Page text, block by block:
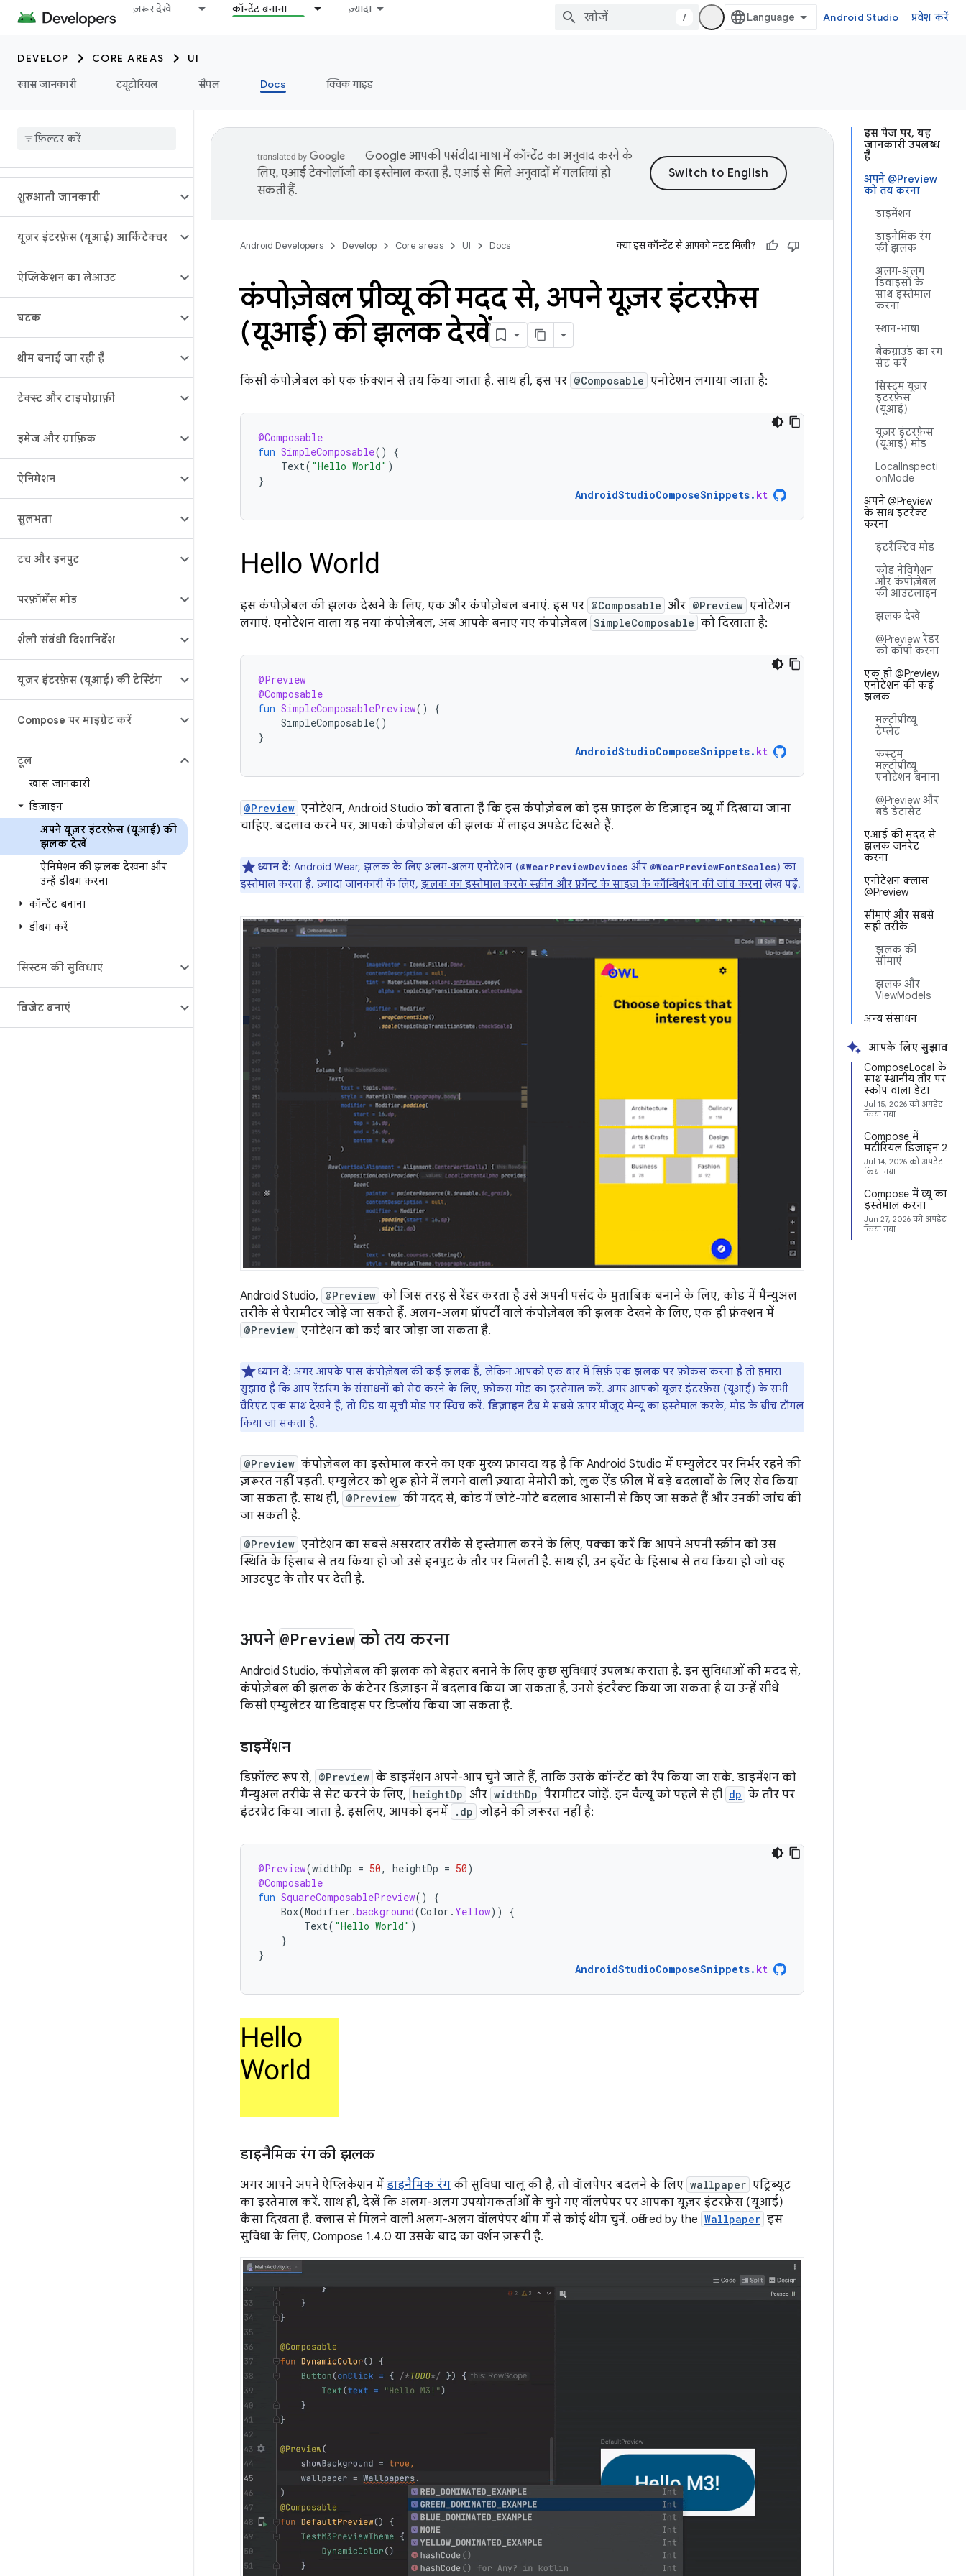
ज़रूर देखें कॉन्टेंट बनाना ज़्यादा
/ Android Studio प्रवेश करें
DEVELOP CORE AREAS
UI
खास जानकारी
ट्यूटोरियल सैंपल Docs क्विक गाइड
शुरुआती जानकारी
यूज़र इंटरफ़ेस (यूआई) आर्किटेक्चर
ऐप्लिकेशन का लेआउट
घटक
थीम बनाई जा रही है
टेक्स्ट और टाइपोग्राफ़ी
इमेज और ग्राफ़िक
ऐनिमेशन
सुलभता
टच और इनपुट
परफ़ॉर्मेंस मोड
शैली संबंधी दिशानिर्देश
यूज़र इंटरफ़ेस (यूआई) की टेस्टिंग
Compose पर माइग्रेट करें
टूल
खास जानकारी
डिज़ाइन
अपने यूज़र इंटरफ़ेस (यूआई) की
झलक देखें
ऐनिमेशन की झलक देखना और
उन्हें डीबग करना
कॉन्टेंट बनाना
डीबग करें
सिस्टम की सुविधाएं
विजेट बनाएं
इस पेज पर, यह
जानकारी उपलब्ध
है
अपने @Preview
को तय करना
डाइमेंशन
डाइनैमिक रंग
की झलक
अलग-अलग
डिवाइसों के
साथ इस्तेमाल
करना
स्थान-भाषा
बैकग्राउंड का रंग
सेट करें
सिस्टम यूज़र
इंटरफ़ेस
(यूआई)
यूज़र इंटरफ़ेस
(यूआई) मोड
LocalInspecti
onMode
अपने @Preview
के साथ इंटरैक्ट
करना
इंटरैक्टिव मोड
कोड नेविगेशन
और कंपोज़ेबल
की आउटलाइन
झलक देखें
@Preview रेंडर
को कॉपी करना
एक ही @Preview
एनोटेशन की कई
झलक
मल्टीप्रीव्यू
टेंप्लेट
कस्टम
मल्टीप्रीव्यू
एनोटेशन बनाना
@Preview और
बड़े डेटासेट
एआई की मदद से
झलक जनरेट
करना
एनोटेशन क्लास
@Preview
सीमाएं और सबसे
सही तरीके
झलक की
सीमाएं
झलक और
ViewModels
अन्य संसाधन
आपके लिए सुझाव
ComposeLocal के
साथ स्थानीय तौर पर
स्कोप वाला डेटा
Jul 15, 2026 को अपडेट
किया गया
Compose में
मटीरियल डिज़ाइन 2
Jul 14, 2026 को अपडेट
किया गया
Compose में व्यू का
इस्तेमाल करना
Jun 27, 2026 को अपडेट
किया गया
Google आपकी पसंदीदा भाषा में कॉन्टेंट का अनुवाद करने के
लिए, एआई टेक्नोलॉजी का इस्तेमाल करता है. एआई से मिले अनुवादों में गलतियां हो
सकती हैं.
Android Developers Develop Core areas UI Docs क्या इस कॉन्टेंट से आपको मदद मिली?
कंपोज़ेबल प्रीव्यू की मदद से, अपने यूज़र इंटरफ़ेस
(यूआई) की झलक देखें
किसी कंपोज़ेबल को एक फ़ंक्शन से तय किया जाता है. साथ ही, इस पर @Composable एनोटेशन लगाया जाता है:
@Composable
fun SimpleComposable()
{
Text( "Hello World" )
}
AndroidStudioComposeSnippets. kt
इस कंपोज़ेबल की झलक देखने के लिए, एक और कंपोज़ेबल बनाएं. इस पर @Composable और @Preview एनोटेशन
लगाएं. एनोटेशन वाला यह नया कंपोज़ेबल, अब आपके बनाए गए कंपोज़ेबल SimpleComposable को दिखाता है:
@Preview
@Composable
fun SimpleComposablePreview()
{
SimpleComposable()
}
AndroidStudioComposeSnippets. kt
@Preview एनोटेशन, Android Studio को बताता है कि इस कंपोज़ेबल को इस फ़ाइल के डिज़ाइन व्यू में दिखाया जाना
चाहिए. बदलाव करने पर, आपको कंपोज़ेबल की झलक में लाइव अपडेट दिखते हैं.
ध्यान दें: Android Wear, झलक के लिए अलग-अलग एनोटेशन (@WearPreviewDevices और @WearPreviewFontScales) का
इस्तेमाल करता है. ज़्यादा जानकारी के लिए, झलक का इस्तेमाल करके स्क्रीन और फ़ॉन्ट के साइज़ के कॉम्बिनेशन की जांच करना लेख पढ़ें.
Android Studio, @Preview को जिस तरह से रेंडर करता है उसे अपनी पसंद के मुताबिक बनाने के लिए, कोड में मैन्युअल
तरीके से पैरामीटर जोड़े जा सकते हैं. अलग-अलग प्रॉपर्टी वाले कंपोज़ेबल की झलक देखने के लिए, एक ही फ़ंक्शन में
@Preview एनोटेशन को कई बार जोड़ा जा सकता है.
ध्यान दें: अगर आपके पास कंपोज़ेबल की कई झलक हैं, लेकिन आपको एक बार में सिर्फ़ एक झलक पर फ़ोकस करना है तो हमारा
सुझाव है कि आप रेंडरिंग के संसाधनों को सेव करने के लिए, फ़ोकस मोड का इस्तेमाल करें. अगर आपको यूज़र इंटरफ़ेस (यूआई) के सभी
वैरिएंट एक साथ देखने हैं, तो ग्रिड या सूची मोड पर स्विच करें. डिज़ाइन टैब में सबसे ऊपर मौजूद मेन्यू का इस्तेमाल करके, मोड के बीच टॉगल
किया जा सकता है.
@Preview कंपोज़ेबल का इस्तेमाल करने का एक मुख्य फ़ायदा यह है कि Android Studio में एम्युलेटर पर निर्भर रहने की
ज़रूरत नहीं पड़ती. एम्युलेटर को शुरू होने में लगने वाली ज़्यादा मेमोरी को, लुक ऐंड फ़ील में बड़े बदलावों के लिए सेव किया
जा सकता है. साथ ही, @Preview की मदद से, कोड में छोटे-मोटे बदलाव आसानी से किए जा सकते हैं और उनकी जांच की
जा सकती है.
@Preview एनोटेशन का सबसे असरदार तरीके से इस्तेमाल करने के लिए, पक्का करें कि आपने अपनी स्क्रीन को उस
स्थिति के हिसाब से तय किया हो जो उसे इनपुट के तौर पर मिलती है. साथ ही, उन इवेंट के हिसाब से तय किया हो जो वह
आउटपुट के तौर पर देती है.
अपने @Preview को तय करना
Android Studio, कंपोज़ेबल की झलक को बेहतर बनाने के लिए कुछ सुविधाएं उपलब्ध कराता है. इन सुविधाओं की मदद से,
कंपोज़ेबल की झलक के कंटेनर डिज़ाइन में बदलाव किया जा सकता है, उनसे इंटरैक्ट किया जा सकता है या उन्हें सीधे
किसी एम्युलेटर या डिवाइस पर डिप्लॉय किया जा सकता है.
डाइमेंशन
डिफ़ॉल्ट रूप से, @Preview के डाइमेंशन अपने-आप चुने जाते हैं, ताकि उसके कॉन्टेंट को रैप किया जा सके. डाइमेंशन को
मैन्युअल तरीके से सेट करने के लिए, heightDp और widthDp पैरामीटर जोड़ें. इन वैल्यू को पहले से ही dp के तौर पर
इंटरप्रेट किया जाता है. इसलिए, आपको इनमें
.dp जोड़ने की ज़रूरत नहीं है:
@Preview(widthDp = 50, heightDp = 50)
@Composable
fun SquareComposablePreview()
{
Box(Modifier .background(Color . Yellow))
{
Text( "Hello World" )
}
}
AndroidStudioComposeSnippets. kt
डाइनैमिक रंग की झलक
अगर आपने अपने ऐप्लिकेशन में डाइनैमिक रंग की सुविधा चालू की है, तो वॉलपेपर बदलने के लिए wallpaper एट्रिब्यूट
का इस्तेमाल करें. साथ ही, देखें कि अलग-अलग उपयोगकर्ताओं के चुने गए वॉलपेपर पर आपका यूज़र इंटरफ़ेस (यूआई)
कैसा दिखता है. क्लास से मिलने वाली अलग-अलग वॉलपेपर थीम में से कोई थीम चुनें. offered by the Wallpaper इस
सुविधा के लिए, Compose 1.4.0 या उसके बाद का वर्शन ज़रूरी है.